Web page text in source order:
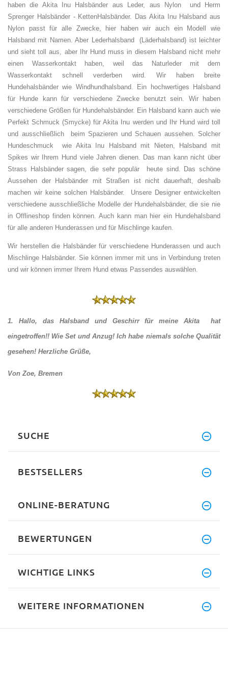
haben die Akita Inu Halsbänder aus Leder, aus Nylon und Herm
Sprenger Halsbänder - KettenHalsbänder. Das Akita Inu Halsband aus
Nylon passt für alle Zwecke, hier haben wir auch ein Modell wie
Halsband mit Namen. Aber Lederhalsband (Läderhalsband) ist leichter
und sieht toll aus, aber Ihr Hund muss in diesem Halsband nicht mehr
einen Wasserkontakt haben, weil das Naturleder mit dem
Wasserkontakt schnell verderben wird. Wir haben breite
Hundehalsbänder wie Windhundhalsband. Ein hochwertiges Halsband
für Hunde kann für verschiedene Zwecke benutzt sein. Wir haben
verschiedene Größen für Hundehalsbänder. Ein Halsband kann auch wie
Perfekt Schmuck (Smycke) für Akita Inu werden und Ihr Hund wird toll
und ausschließlich beim Spazieren und Schauen aussehen. Solcher
Hundeschmuck wie Akita Inu Halsband mit Nieten, Halsband mit
Spikes wir Ihrem Hund viele Jahren dienen. Das man kann nicht über
Strass Halsbänder sagen, die sehr populär heute sind. Das schöne
Aussehen der Halsbänder mit Straßen ist nicht dauerhaft, deshalb
machen wir keine solchen Halsbänder. Unsere Designer entwickelten
verschiedene ausschließliche Modelle der Hundehalsbänder, die sie nie
in Offlineshop finden können. Auch kann man hier ein Hundehalsband
für alle anderen Hunderassen und für Mischlinge kaufen.
Wir herstellen die Halsbänder für verschiedene Hunderassen und auch
Mischlinge Halsbänder. Sie können immer mit uns in Verbindung treten
und wir können immer Ihrem Hund etwas Passendes auswählen.
1. Hallo, das Halsband und Geschirr für meine Akita hat
eingetroffen!! Wie Set und Anzug! Ich habe niemals solche Qualität
gesehen! Herzliche Grüße,
Von Zoe, Bremen
SUCHE
BESTSELLERS
ONLINE-BERATUNG
BEWERTUNGEN
WICHTIGE LINKS
WEITERE INFORMATIONEN